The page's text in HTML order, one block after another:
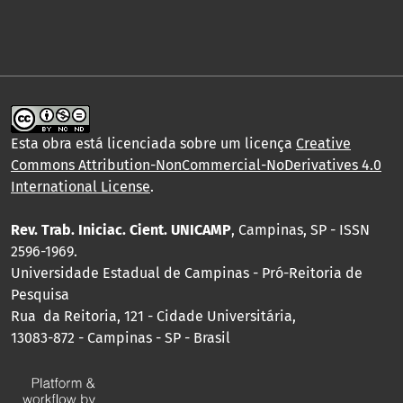
Esta obra está licenciada sobre um licença Creative
Commons Attribution-NonCommercial-NoDerivatives 4.0
International License.
Rev. Trab. Iniciac. Cient. UNICAMP, Campinas, SP - ISSN
2596-1969.
Universidade Estadual de Campinas - Pró-Reitoria de
Pesquisa
Rua da Reitoria, 121 - Cidade Universitária,
13083-872 - Campinas - SP - Brasil